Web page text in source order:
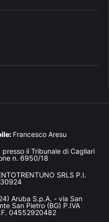
Francesco Aresu
il Tribunale di Cagliari
n. 6950/18
SRLS P.I.
Aruba S.p.A. - via San
San Pietro (BG) P.IVA
04552920482